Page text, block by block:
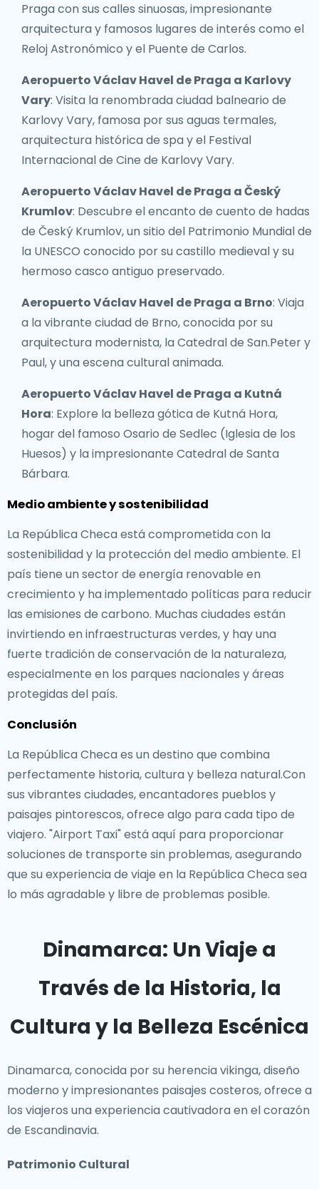
Praga con sus calles sinuosas, impresionante
arquitectura y famosos lugares de interés como el
Reloj Astronómico y el Puente de Carlos.
Aeropuerto Václav Havel de Praga a Karlovy
Vary: Visita la renombrada ciudad balneario de
Karlovy Vary, famosa por sus aguas termales,
arquitectura histórica de spa y el Festival
Internacional de Cine de Karlovy Vary.
Aeropuerto Václav Havel de Praga a Český
Krumlov: Descubre el encanto de cuento de hadas
de Český Krumlov, un sitio del Patrimonio Mundial de
la UNESCO conocido por su castillo medieval y su
hermoso casco antiguo preservado.
Aeropuerto Václav Havel de Praga a Brno: Viaja
a la vibrante ciudad de Brno, conocida por su
arquitectura modernista, la Catedral de San.Peter y
Paul, y una escena cultural animada.
Aeropuerto Václav Havel de Praga a Kutná
Hora: Explore la belleza gótica de Kutná Hora,
hogar del famoso Osario de Sedlec (Iglesia de los
Huesos) y la impresionante Catedral de Santa
Bárbara.
Medio ambiente y sostenibilidad
La República Checa está comprometida con la
sostenibilidad y la protección del medio ambiente. El
país tiene un sector de energía renovable en
crecimiento y ha implementado políticas para reducir
las emisiones de carbono. Muchas ciudades están
invirtiendo en infraestructuras verdes, y hay una
fuerte tradición de conservación de la naturaleza,
especialmente en los parques nacionales y áreas
protegidas del país.
Conclusión
La República Checa es un destino que combina
perfectamente historia, cultura y belleza natural.Con
sus vibrantes ciudades, encantadores pueblos y
paisajes pintorescos, ofrece algo para cada tipo de
viajero. "Airport Taxi" está aquí para proporcionar
soluciones de transporte sin problemas, asegurando
que su experiencia de viaje en la República Checa sea
lo más agradable y libre de problemas posible.
Dinamarca: Un Viaje a
Través de la Historia, la
Cultura y la Belleza Escénica
Dinamarca, conocida por su herencia vikinga, diseño
moderno y impresionantes paisajes costeros, ofrece a
los viajeros una experiencia cautivadora en el corazón
de Escandinavia.
Patrimonio Cultural